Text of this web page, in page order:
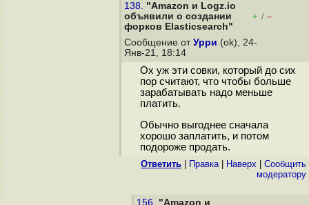
138. "Amazon и Logz.io
объявили о создании
форков Elasticsearch"
+ / –
Сообщение от Урри (ok), 24-
Янв-21, 18:14
Ох уж эти совки, который до сих
пор считают, что чтобы больше
зарабатывать надо меньше
платить.
Обычно выгоднее сначала
хорошо заплатить, и потом
подороже продать.
Ответить Правка| Наверх
Cообщить
модератору
156. "Amazon и